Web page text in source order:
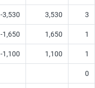
-3,530 3,530 3
-1,650 1,650 1
-1,100 1,100 1
0